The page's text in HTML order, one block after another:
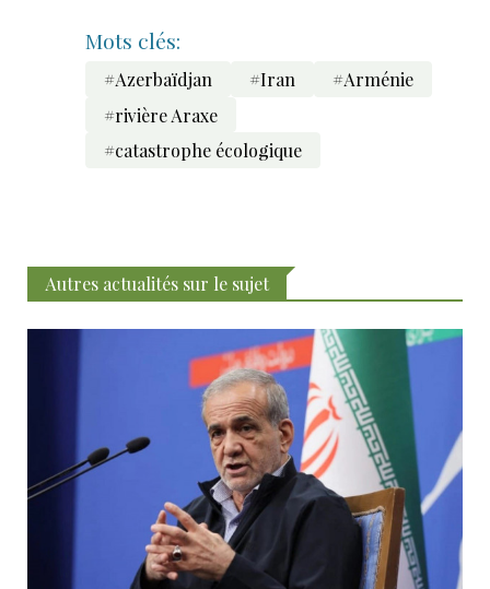
Mots clés:
#Azerbaïdjan #Iran
#Arménie
#rivière Araxe
#catastrophe écologique
Autres actualités sur le sujet